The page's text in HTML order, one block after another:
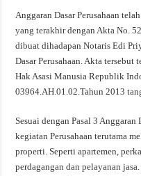
Anggaran Dasar Perusahaan
yang terakhir dengan Akta No.
dibuat dihadapan Notaris Edi
Dasar Perusahaan. Akta
Hak Asasi Manusia Republik
03964.AH.01.02.Tahun 2013
Sesuai dengan Pasal 3
kegiatan Perusahaan terutama
properti. Seperti apartemen,
perdagangan dan pelayanan